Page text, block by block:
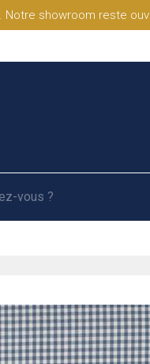
showroom reste